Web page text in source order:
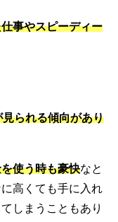
事やスピーディー
られる傾向があり
使う時も豪快なと
高くても手に入れ
しまうこともあり